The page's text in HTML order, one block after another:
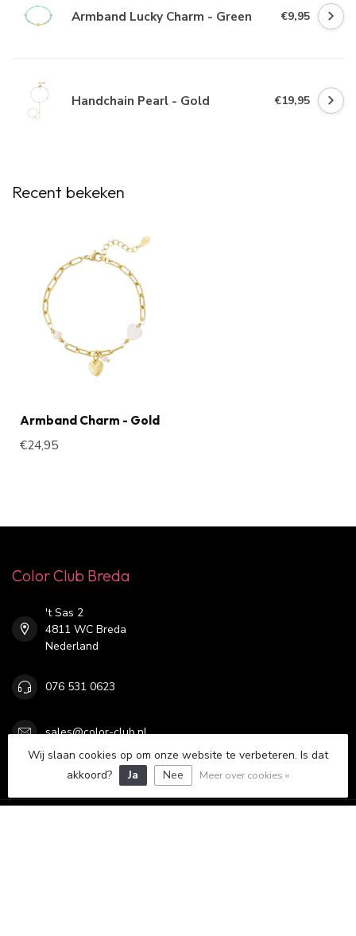
Armband Lucky Charm - Green €9,95
Handchain Pearl - Gold €19,95
Recent bekeken
Armband Charm - Gold
€24,95
Color Club Breda
't Sas 2
4811 WC Breda
Nederland
076 531 0623
sales@color-club.nl
Categorieën
Wij slaan cookies op om onze website te verbeteren. Is dat
akkoord?
Ja Nee Meer over cookies »